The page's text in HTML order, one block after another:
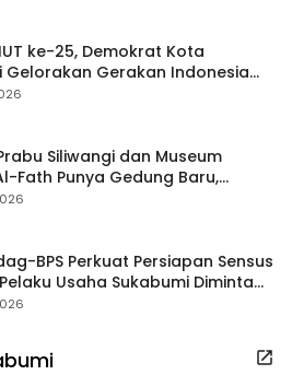
ke-25, Demokrat Kota
Gelorakan Gerakan Indonesia
Aksi Bersih Masjid Agung
Siliwangi dan Museum
Fath Punya Gedung Baru,
Koleksi Dipisahkan
BPS Perkuat Persiapan Sensus
Usaha Sukabumi Diminta
Data